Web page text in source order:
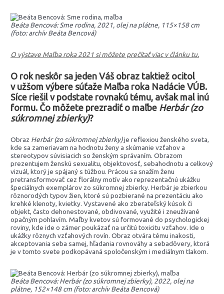
Beáta Bencová: Sme rodina, 2021, olej na plátne, 115×158 cm
(foto: archív Beáta Bencová)
O výstave Maľba roka 2021 si môžete prečítať viac v článku tu.
O rok neskôr sa jeden Váš obraz taktiež ocitol
v užšom výbere súťaže Maľba roka Nadácie VÚB.
Síce riešil v podstate rovnakú tému, avšak mal inú
formu. Čo môžete prezradiť o maľbe Herbár (zo
súkromnej zbierky)?
Obraz Herbár (zo súkromnej zbierky)je reflexiou ženského sveta,
kde sa zameriavam na hodnotu ženy a skúmanie vzťahov a
stereotypov súvisiacich so ženským správaním. Obrazom
prezentujem ženskú sexualitu, objektovosť, sebahodnotu a celkový
vizuál, ktorý je spájaný s túžbou. Prácou sa snažím ženu
pretransformovať cez florálny motív ako reprezentačnú ukážku
špeciálnych exemplárov zo súkromnej zbierky. Herbár je zbierkou
rôznorodých typov žien, ktoré sú pozbierané na prezentáciu ako
krehké klenoty, kvietky. Vystavené ako zberateľský kúsok či
objekt, často dehonestované, obdivované, využité i zneužívané
opačným pohlavím. Maľby kvetov sú formované do psychologickej
roviny, kde ide o zámer poukázať na určitú toxicitu vzťahov. Ide o
ukážky rôznych vzťahových rovín. Obraz otvára tému inakosti,
akceptovania seba samej, hľadania rovnováhy a sebadôvery, ktorá
je v tomto svete podkopávaná spoločenským i mediálnym tlakom.
Beáta Bencová: Herbár (zo súkromnej zbierky), 2022, olej na
plátne, 152×148 cm (foto: archív Beáta Bencová)